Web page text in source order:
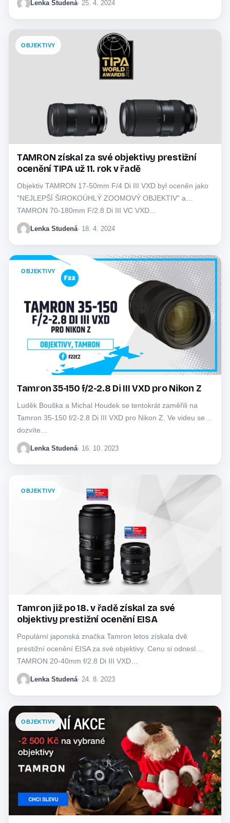
Lenka Studená· 25. 4. 2024
OBJEKTIVY
TAMRON získal za své objektivy prestižní
ocenění TIPA už 11. rok v řadě
Objektiv TAMRON 17-50mm F/4 Di III VXD byl oceněn jako
"NEJLEPŠÍ ŠIROKOÚHLÝ ZOOMOVÝ OBJEKTIV" a
TAMRON 70-180mm F/2.8 Di III VC VXD…
Lenka Studená· 18. 4. 2024
OBJEKTIVY
Tamron 35-150 f/2-2.8 Di III VXD pro Nikon Z
Luděk Bouška a Michal Houdek se tentokrát zaměřili na
Tamron 35-150 f/2-2.8 Di III VXD pro Nikon Z. Ve videu se
dozvíte…
Lenka Studená· 16. 10. 2023
OBJEKTIVY
Tamron již po 18. v řadě získal za své
objektivy prestižní ocenění EISA
Populární japonská značka Tamron letos získala dvě
prestižní ocenění EISA za své objektivy. Cenu si odnesl
TAMRON 20-40mm f/2.8 Di III VXD…
Lenka Studená· 24. 8. 2023
OBJEKTIVY